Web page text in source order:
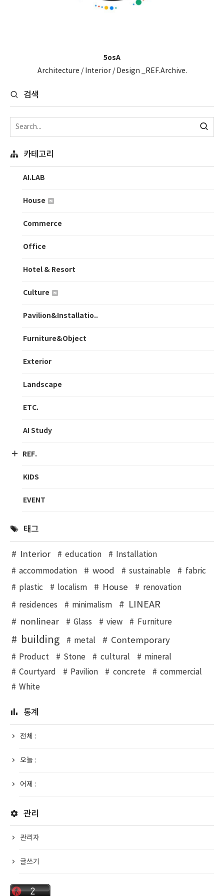
5osA
Architecture / Interior / Design _REF.Archive.
검색
카테고리
AI.LAB
House
Commerce
Office
Hotel & Resort
Culture
Pavilion&Installatio..
Furniture&Object
Exterior
Landscape
ETC.
AI Study
REF.
KIDS
EVENT
태그
Interior education
Installation
accommodation
wood sustainable
fabric
plastic
localism House renovation
residences minimalism LINEAR
nonlinear Glass view Furniture
building metal Contemporary
Product Stone cultural
mineral
Courtyard
Pavilion concrete
commercial
White
통계
전체 :
오늘 :
어제 :
관리
관리자
글쓰기